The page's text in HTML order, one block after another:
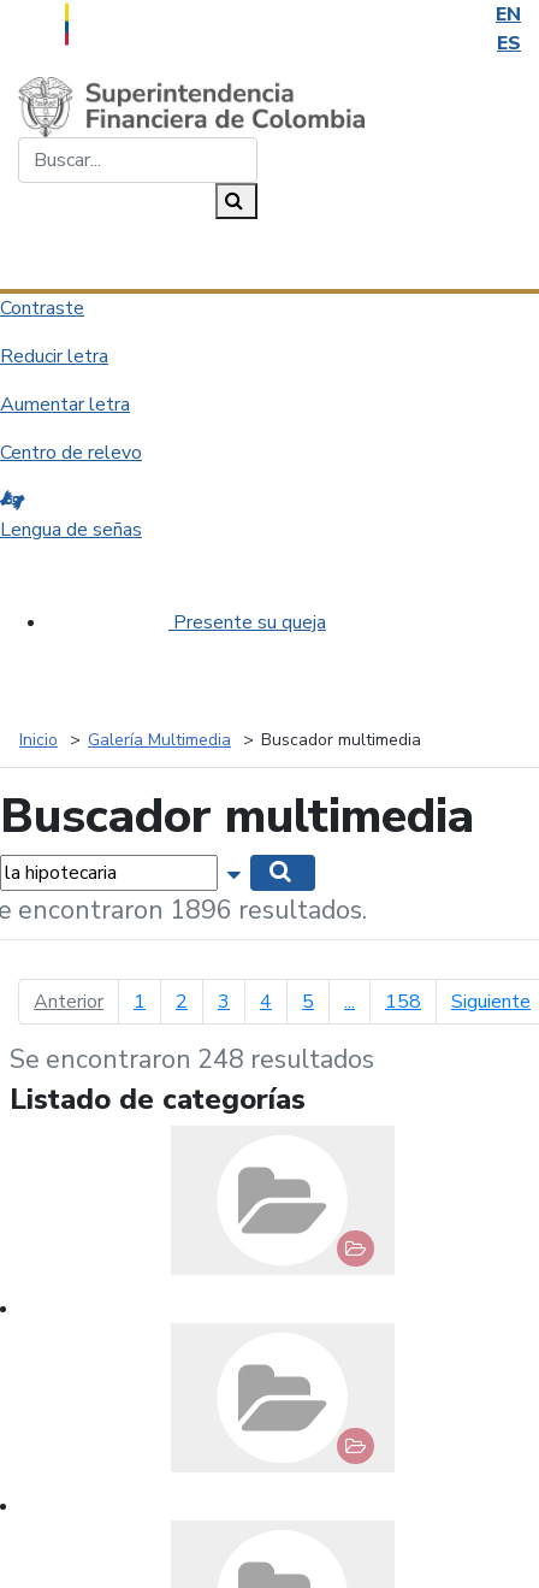
EN
ES
Saltar al contenido principal
Contraste
Reducir letra
Aumentar letra
Centro de relevo
Lengua de señas
Presente su queja
Inicio Galería Multimedia Buscador multimedia
Buscador multimedia
Mostrar opciones de búsqueda
encontraron 1896 resultados.
Anteriorpágina anterior
1 2 3 4 5 ... 158 Siguiente
Se encontraron 248 resultados
Listado de categorías